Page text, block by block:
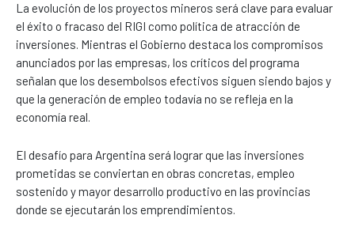
La evolución de los proyectos mineros será clave para evaluar
el éxito o fracaso del RIGI como política de atracción de
inversiones. Mientras el Gobierno destaca los compromisos
anunciados por las empresas, los críticos del programa
señalan que los desembolsos efectivos siguen siendo bajos y
que la generación de empleo todavía no se refleja en la
economía real.
El desafío para Argentina será lograr que las inversiones
prometidas se conviertan en obras concretas, empleo
sostenido y mayor desarrollo productivo en las provincias
donde se ejecutarán los emprendimientos.